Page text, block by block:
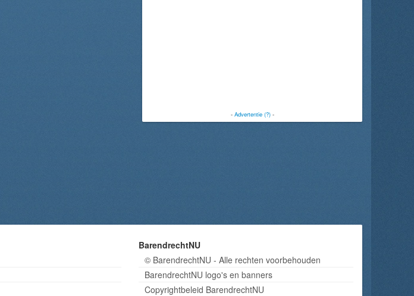
- Advertentie (?)-
BarendrechtNU
© BarendrechtNU - Alle rechten voorbehouden
BarendrechtNU logo's en banners
Copyrightbeleid BarendrechtNU